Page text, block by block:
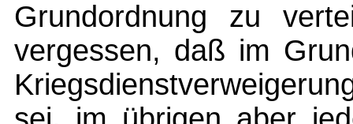
Grundordnung zu
vergessen, daß im